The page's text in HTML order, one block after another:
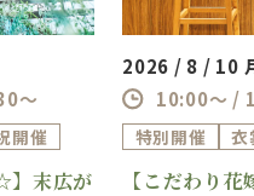
～
開催
】末広が
2026 / 8 / 10
10:00～ /
特別開催 衣
【こだわり